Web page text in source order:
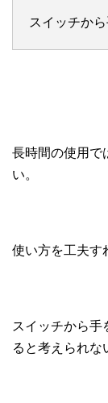
スイッチか
長時間の使用で
い。
使い方を工夫す
スイッチから手
ると考えられな